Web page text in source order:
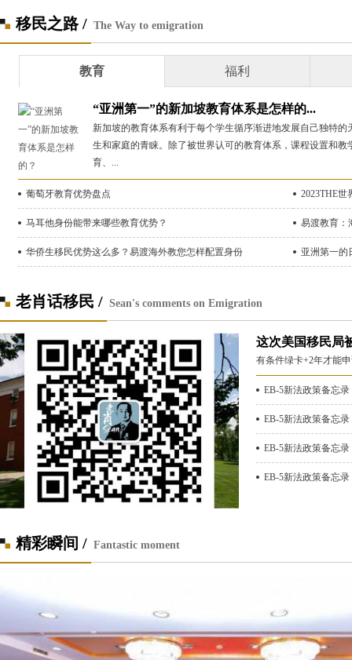
移民之路 / The Way to emigration
教育 福利
“亚洲第一”的新加坡教育体系是怎样的...
新加坡的教育体系有利于每个学生循序渐进地发展自己独特
生和家庭的青睐。除了被世界认可的教育体系，课程设置和
育、...
葡萄牙教育优势盘点 2023THE世
马耳他身份能带来哪些教育优势？ 易渡教育：
华侨生移民优势这么多？易渡海外教您怎样配置身份 亚洲第一的
老肖话移民 / Sean's comments on Emigration
这次美国移民局
有条件绿卡+2年才能
EB-5新法政策备忘
EB-5新法政策备忘
EB-5新法政策备忘
EB-5新法政策备忘
精彩瞬间 / Fantastic moment